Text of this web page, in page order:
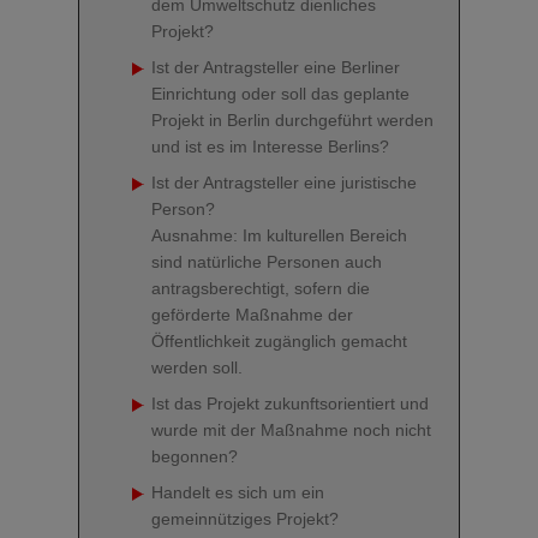
dem Umweltschutz dienliches
Projekt?
Ist der Antragsteller eine Berliner
Einrichtung oder soll das geplante
Projekt in Berlin durchgeführt werden
und ist es im Interesse Berlins?
Ist der Antragsteller eine juristische
Person?
Ausnahme: Im kulturellen Bereich
sind natürliche Personen auch
antragsberechtigt, sofern die
geförderte Maßnahme der
Öffentlichkeit zugänglich gemacht
werden soll.
Ist das Projekt zukunftsorientiert und
wurde mit der Maßnahme noch nicht
begonnen?
Handelt es sich um ein
gemeinnütziges Projekt?